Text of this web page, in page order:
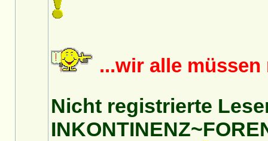
...wir alle
Nicht registrierte